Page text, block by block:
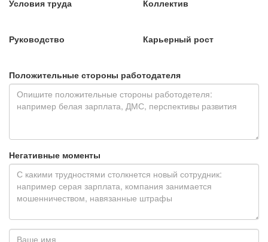
Условия труда
Коллектив
Руководство Карьерный рост
Положительные стороны работодателя
Негативные моменты